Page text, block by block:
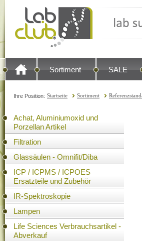
Sortiment SALE
Ihre Position: Startseite Sortiment
Achat, Aluminiumoxid und
Porzellan Artikel
Filtration
Glassäulen - Omnifit/Diba
ICP / ICPMS / ICPOES
Ersatzteile und Zubehör
IR-Spektroskopie
Lampen
Life Sciences Verbrauchsartikel -
Abverkauf